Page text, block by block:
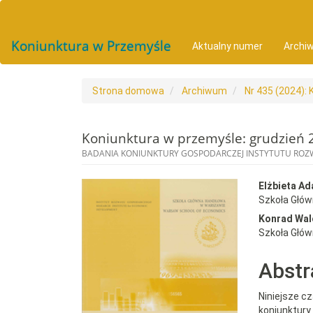
Koniunktura w Przemyśle Aktualny numer
Strona domowa Archiwum Nr 435 (2024):
Koniunktura w przemyśle: grudzień
BADANIA KONIUNKTURY GOSPODARCZEJ INSTYTUTU
Elżbieta
Szkoła
Konrad
Szkoła
Niniejsze